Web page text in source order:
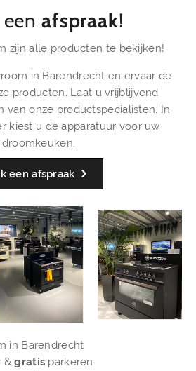
afspraak!
zijn alle producten te bekijken!
in Barendrecht en ervaar de
producten. Laat u vrijblijvend
van onze productspecialisten. In
kiest u de apparatuur voor uw
droomkeuken.
een afspraak
in Barendrecht
&gratis parkeren